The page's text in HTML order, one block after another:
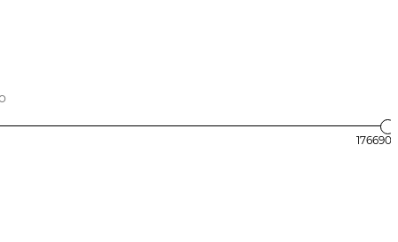
176690